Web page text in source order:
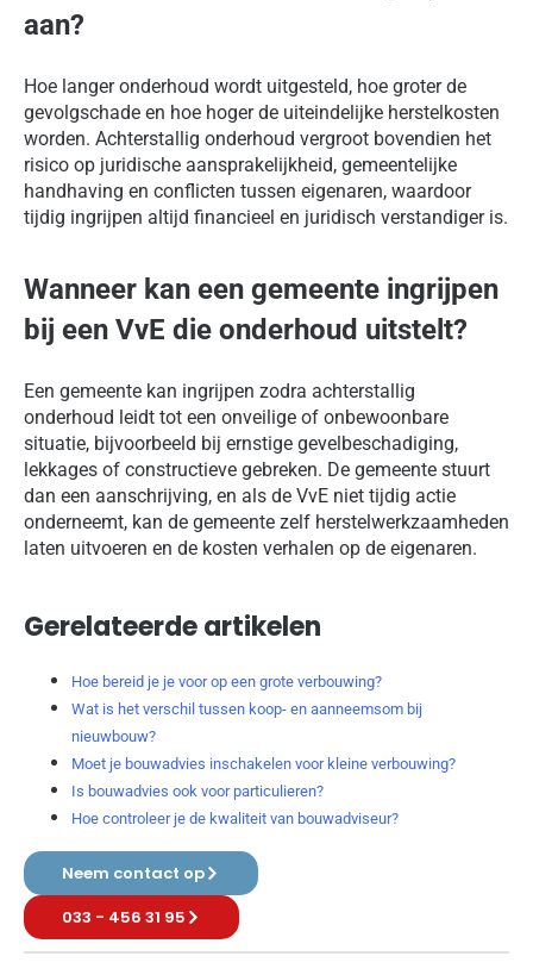
aan?
Hoe langer onderhoud wordt uitgesteld, hoe groter de
gevolgschade en hoe hoger de uiteindelijke herstelkosten
worden. Achterstallig onderhoud vergroot bovendien het
risico op juridische aansprakelijkheid, gemeentelijke
handhaving en conflicten tussen eigenaren, waardoor
tijdig ingrijpen altijd financieel en juridisch verstandiger is.
Wanneer kan een gemeente ingrijpen
bij een VvE die onderhoud uitstelt?
Een gemeente kan ingrijpen zodra achterstallig
onderhoud leidt tot een onveilige of onbewoonbare
situatie, bijvoorbeeld bij ernstige gevelbeschadiging,
lekkages of constructieve gebreken. De gemeente stuurt
dan een aanschrijving, en als de VvE niet tijdig actie
onderneemt, kan de gemeente zelf herstelwerkzaamheden
laten uitvoeren en de kosten verhalen op de eigenaren.
Gerelateerde artikelen
Hoe bereid je je voor op een grote verbouwing?
Wat is het verschil tussen koop- en aanneemsom bij
nieuwbouw?
Moet je bouwadvies inschakelen voor kleine verbouwing?
Is bouwadvies ook voor particulieren?
Hoe controleer je de kwaliteit van bouwadviseur?
Neem contact op
033 - 456 31 95